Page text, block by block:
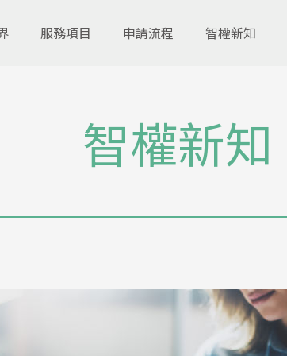
服務項目 申請流程 智權新知
智權新知